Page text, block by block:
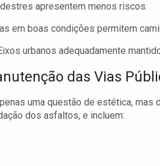
apresentem menos riscos.
em boas condições permitem
urbanos adequadamente
das Vias
uma questão de estética, mas
dos asfaltos, e incluem: